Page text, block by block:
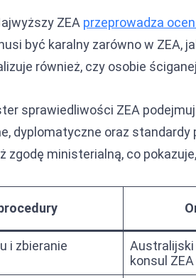
ZEA przeprowadza
być karalny zarówno w ZEA,
również, czy osobie
sprawiedliwości ZEA
dyplomatyczne oraz standardy
zgodę ministerialną, co
i zbieranie
konsul